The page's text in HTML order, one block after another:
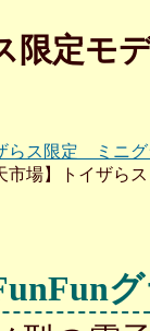
定モ
らス限定 ミニ
市場】トイザら